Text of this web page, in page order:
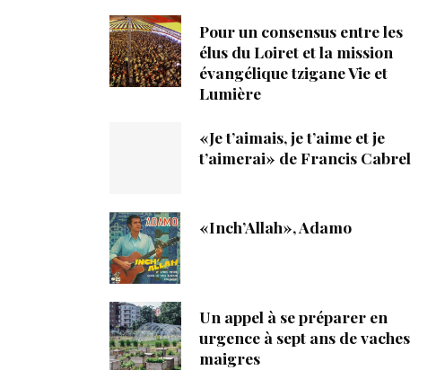
Pour un consensus entre les
élus du Loiret et la mission
évangélique tzigane Vie et
Lumière
«Je t’aimais, je t’aime et je
t’aimerai» de Francis Cabrel
«Inch’Allah», Adamo
Un appel à se préparer en
urgence à sept ans de vaches
maigres